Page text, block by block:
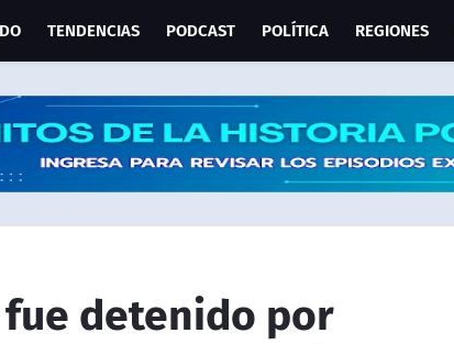
TENDENCIAS PODCAST POLÍTICA REGIONES
detenido por